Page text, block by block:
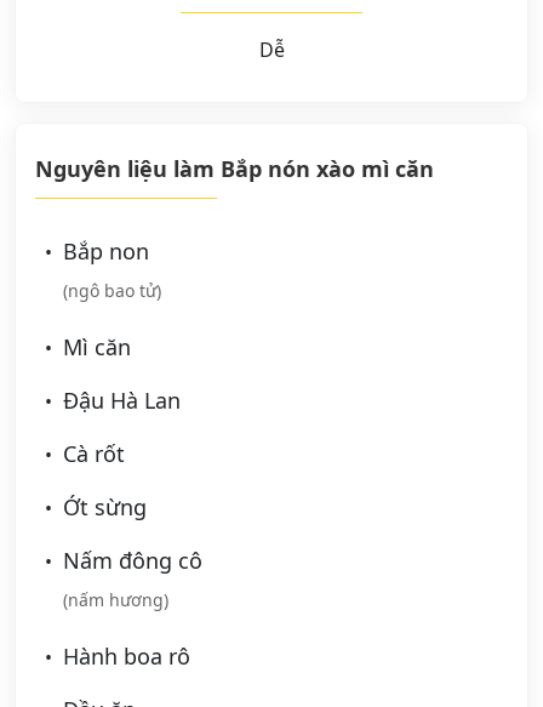
Dễ
Nguyên liệu làm Bắp nón xào mì căn
Bắp non
(ngô bao tử)
Mì căn
Đậu Hà Lan
Cà rốt
Ớt sừng
Nấm đông cô
(nấm hương)
Hành boa rô